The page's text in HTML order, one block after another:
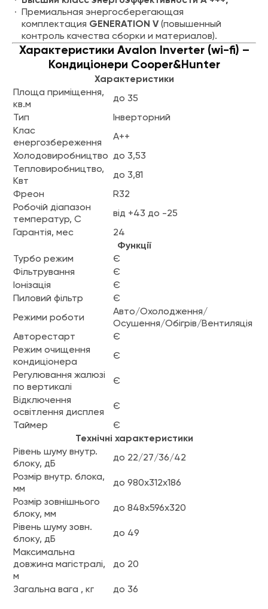
Премиальная энергосберегающая
комплектация GENERATION V (повышенный
контроль качества сборки и материалов).
Характеристики Avalon Inverter (wi-fi) –
Кондиціонери Cooper&Hunter
Характеристики
Площа приміщення,
кв.м
до 35
Тип
Інверторний
Клас
енергозбереження
А++
Холодовиробництво до 3,53
Тепловиробництво,
Квт
до 3,81
Фреон
R32
Робочій діапазон
температур, С
від +43 до -25
Гарантія, мес
24
Функції
Турбо режим
Є
Фільтрування
Є
Іонізація
Є
Пиловий фільтр
Є
Режими роботи
Авто/Охолодження/
Осушення/Обігрів/Вентиляція
Авторестарт
Є
Режим очищення
кондиціонера
Є
Регулювання жалюзі
по вертикалі
Є
Відключення
освітлення дисплея
Є
Таймер
Є
Технічні характеристики
Рівень шуму внутр.
блоку, дБ
до 22/27/36/42
Розмір внутр. блока,
мм
до 980х312х186
Розмір зовнішнього
блоку, мм
до 848x596x320
Рівень шуму зовн.
блоку, дБ
до 49
Максимальна
довжина магістралі,
м
до 20
Загальна вага , кг до 36